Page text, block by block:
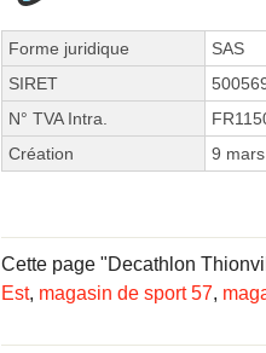
Forme juridique
SAS
SIRET
N° TVA Intra.
Création
9
Cette page "Decathlon
Est, magasin de sport 57,